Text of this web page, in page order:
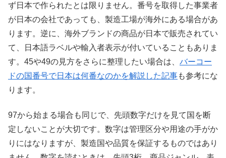
ず日本で作られたとは限りません。番号を取得した事業者
が日本の会社であっても、製造工場が海外にある場合があ
ります。逆に、海外ブランドの商品が日本で販売されてい
て、日本語ラベルや輸入者表示が付いていることもありま
す。45や49の見方をさらに整理したい場合は、 バーコー
ドの国番号で日本は何番なのかを解説した記事も参考にな
ります。
97から始まる場合も同じで、先頭数字だけを見て国を断
定しないことが大切です。数字は管理区分や用途の手がか
りにはなりますが、製造国や品質を保証するものではあり